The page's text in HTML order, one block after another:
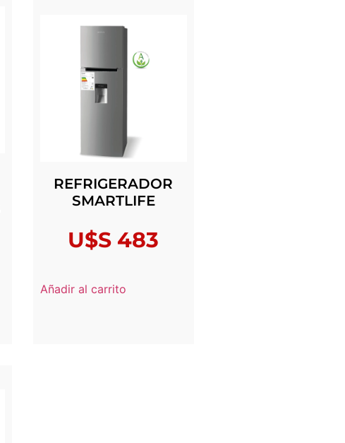
REFRIGERADOR
SMARTLIFE
U$S 483
Añadir al carrito